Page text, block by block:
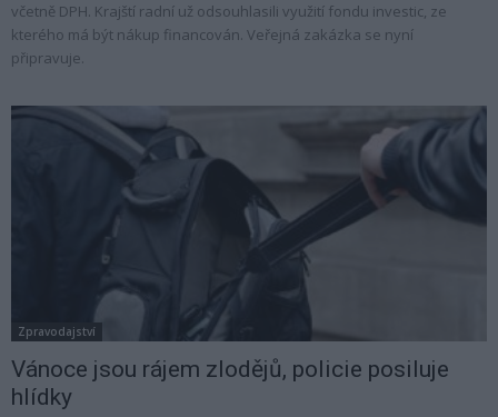
včetně DPH. Krajští radní už odsouhlasili využití fondu investic, ze
kterého má být nákup financován. Veřejná zakázka se nyní
připravuje.
Zpravodajství
Vánoce jsou rájem zlodějů, policie posiluje
hlídky